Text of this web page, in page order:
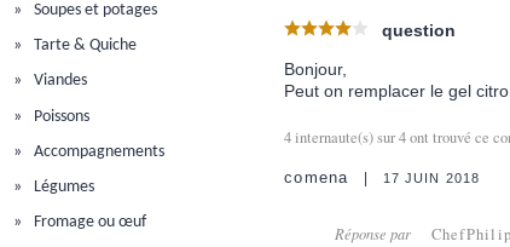
Soupes et potages
Tarte & Quiche
Viandes
Poissons
Accompagnements
Légumes
Fromage ou œuf
question
Bonjour,
Peut on remplacer le gel
4internaute(s) sur4ont trouvé ce
comena 17 JUIN 2018
Réponse par